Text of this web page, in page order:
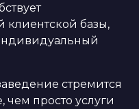
базы,
стремится
просто услуги